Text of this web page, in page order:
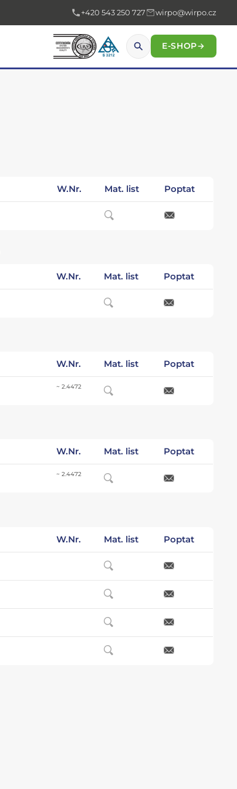
+420 543 250 727 wirpo@wirpo.cz
E-SHOP→
W.Nr. Mat. list Poptat
W.Nr. Mat. list Poptat
W.Nr. Mat. list Poptat
~ 2.4472
W.Nr. Mat. list Poptat
~ 2.4472
W.Nr. Mat. list Poptat